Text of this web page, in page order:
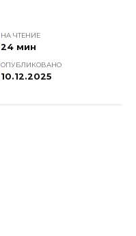
НА ЧТЕНИЕ
24 мин
ОПУБЛИКОВАНО
10.12.2025